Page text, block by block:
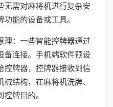
无需对麻将机进行复杂安
能的设备或工具。
理：一些智能控牌器通过
备连接。手机端软件预设
控牌器，控牌器接收到信
结构，在麻将机洗牌、
牌目的。